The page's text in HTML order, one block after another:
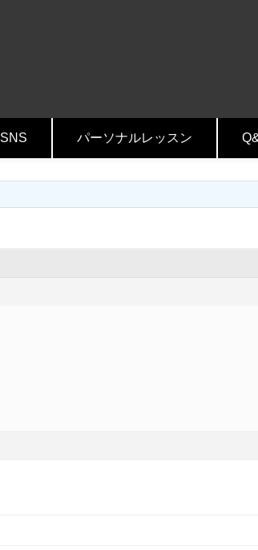
SNS パーソナルレッスン